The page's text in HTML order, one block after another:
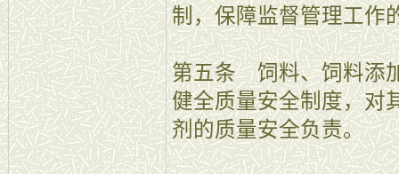
制，保障监督管理工作
第五条 饲料、饲料添
健全质量安全制度，对
剂的质量安全负责。